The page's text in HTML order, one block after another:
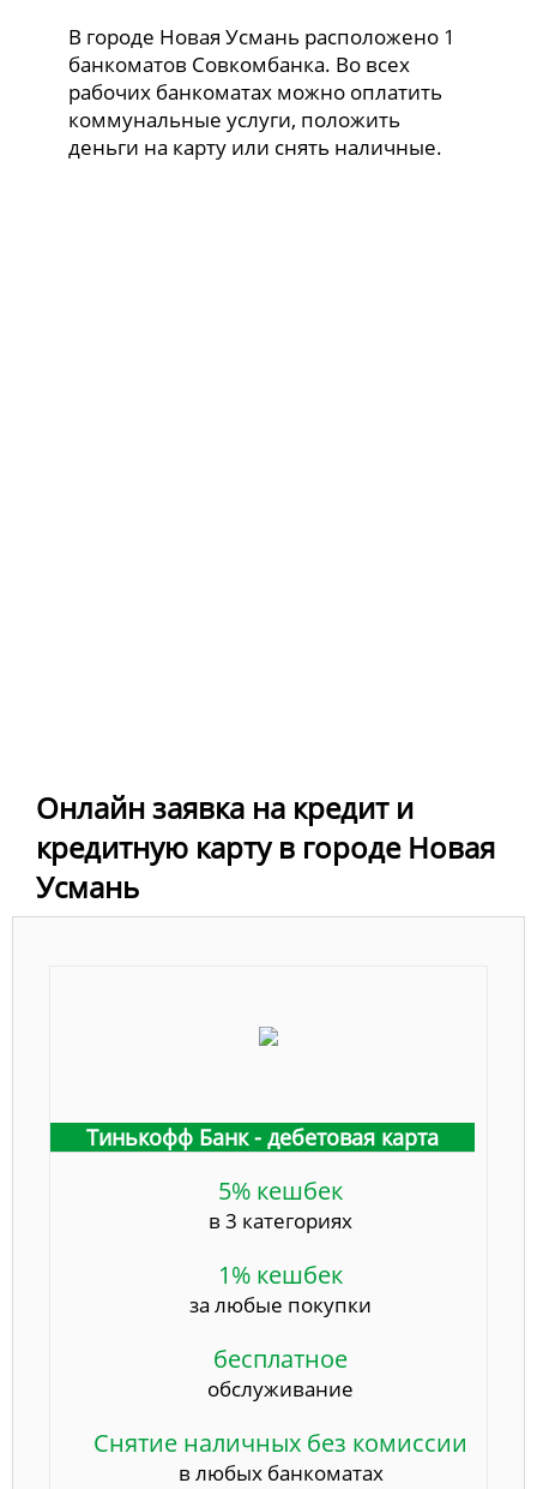
В городе Новая Усмань расположено 1
банкоматов Совкомбанка. Во всех
рабочих банкоматах можно оплатить
коммунальные услуги, положить
деньги на карту или снять наличные.
Онлайн заявка на кредит и
кредитную карту в городе Новая
Усмань
Тинькофф Банк - дебетовая карта
5% кешбек
в 3 категориях
1% кешбек
за любые покупки
бесплатное
обслуживание
Снятие наличных без комиссии
в любых банкоматах